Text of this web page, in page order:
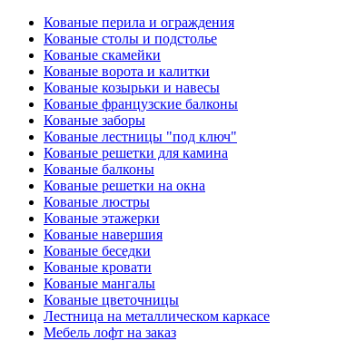
Кованые перила и ограждения
Кованые столы и подстолье
Кованые скамейки
Кованые ворота и калитки
Кованые козырьки и навесы
Кованые французские балконы
Кованые заборы
Кованые лестницы "под ключ"
Кованые решетки для камина
Кованые балконы
Кованые решетки на окна
Кованые люстры
Кованые этажерки
Кованые навершия
Кованые беседки
Кованые кровати
Кованые мангалы
Кованые цветочницы
Лестница на металлическом каркасе
Мебель лофт на заказ